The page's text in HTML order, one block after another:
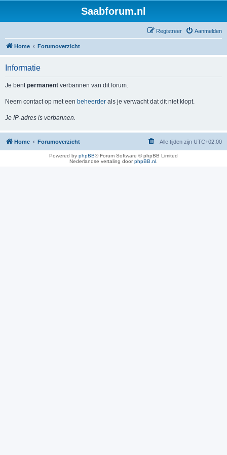
Saabforum.nl
Aanmelden
Registreer
Home Forumoverzicht
Informatie
Je bentpermanent verbannen van dit forum.
Neem contact op met een beheerder als je verwacht dat dit niet klopt.
Je IP-adres is verbannen.
Home Forumoverzicht Alle tijden zijn UTC+02:00
Powered by phpBB® Forum Software © phpBB Limited
Nederlandse vertaling doorphpBB.nl